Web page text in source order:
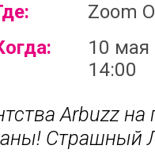
Zoom
10 мая
14:00
Arbuzz на
Страшный